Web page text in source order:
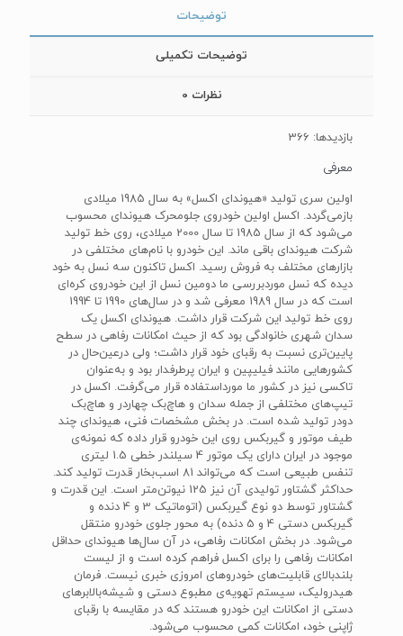
توضیحات
توضیحات تکمیلی
نظرات 0
بازدیدها: 366
معرفی
اولین سری تولید «هیوندای اکسل» به سال 1985 میلادی
بازمی‌گردد. اکسل اولین خودروی جلومحرک هیوندای محسوب
می‌شود که از سال 1985 تا سال 2000 میلادی، روی خط تولید
شرکت هیوندای باقی ماند. این خودرو با نام‌های مختلفی در
بازارهای مختلف به فروش رسید. اکسل تاکنون سه نسل به خود
دیده که نسل موردبررسی ما دومین نسل از این خودروی کره‌ای
است که در سال 1989 معرفی شد و در سال‌های 1990 تا 1994
روی خط تولید این شرکت قرار داشت. هیوندای اکسل یک
سدان شهری خانوادگی بود که از حیث امکانات رفاهی در سطح
پایین‌تری نسبت به رقبای خود قرار داشت؛ ولی درعین‌حال در
کشورهایی مانند فیلیپین و ایران پرطرفدار بود و به‌عنوان
تاکسی نیز در کشور ما مورداستفاده قرار می‌گرفت. اکسل در
تیپ‌های مختلفی از جمله سدان و هاچ‌بک چهاردر و هاچ‌بک
دودر تولید شده است. در بخش مشخصات فنی، هیوندای چند
طیف موتور و گیربکس روی این خودرو قرار داده که نمونه‌ی
موجود در ایران دارای یک موتور 4 سیلندر خطی 1.5 لیتری
تنفس طبیعی است که می‌تواند 81 اسب‌بخار قدرت تولید کند.
حداکثر گشتاور تولیدی آن نیز 125 نیوتن‌متر است. این قدرت و
گشتاور توسط دو نوع گیربکس (اتوماتیک 3 و 4 دنده و
گیربکس دستی 4 و 5 دنده) به محور جلوی خودرو منتقل
می‌شود. در بخش امکانات رفاهی، در آن سال‌ها هیوندای حداقل
امکانات رفاهی را برای اکسل فراهم کرده است و از لیست
بلندبالای قابلیت‌های خودروهای امروزی خبری نیست. فرمان
هیدرولیک، سیستم تهویه‌ی مطبوع دستی و شیشه‌بالابرهای
دستی از امکانات این خودرو هستند که در مقایسه با رقبای
ژاپنی خود، امکانات کمی محسوب می‌شود.